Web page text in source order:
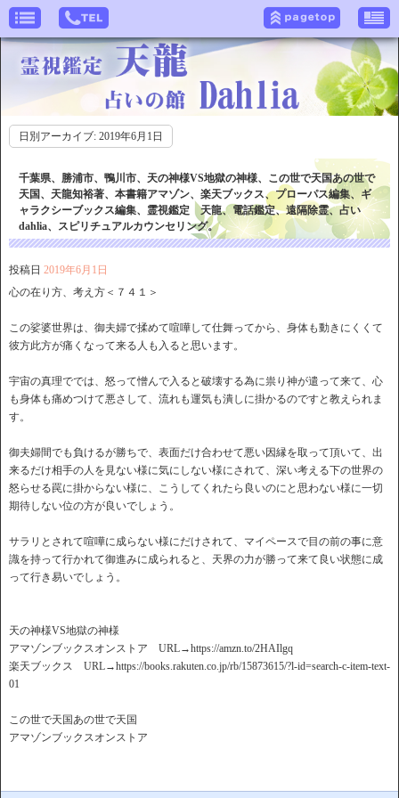
日別アーカイブ: 2019年6月1日
千葉県、勝浦市、鴨川市、天の神様VS地獄の神様、この世で天国あの世で
天国、天龍知裕著、本書籍アマゾン、楽天ブックス、プローパス編集、ギ
ャラクシーブックス編集、霊視鑑定 天龍、電話鑑定、遠隔除霊、占い
dahlia、スピリチュアルカウンセリング。
投稿日 2019年6月1日
心の在り方、考え方＜７４１＞
この娑婆世界は、御夫婦で揉めて喧嘩して仕舞ってから、身体も動きにくくて
彼方此方が痛くなって来る人も入ると思います。
宇宙の真理ででは、怒って憎んで入ると破壊する為に祟り神が遣って来て、心
も身体も痛めつけて悪さして、流れも運気も潰しに掛かるのですと教えられま
す。
御夫婦間でも負けるが勝ちで、表面だけ合わせて悪い因縁を取って頂いて、出
来るだけ相手の人を見ない様に気にしない様にされて、深い考える下の世界の
怒らせる罠に掛からない様に、こうしてくれたら良いのにと思わない様に一切
期待しない位の方が良いでしょう。
サラリとされて喧嘩に成らない様にだけされて、マイペースで目の前の事に意
識を持って行かれて御進みに成られると、天界の力が勝って来て良い状態に成
って行き易いでしょう。
天の神様VS地獄の神様
アマゾンブックスオンストア URL→https://amzn.to/2HAIlgq
楽天ブックス URL→https://books.rakuten.co.jp/rb/15873615/?l-id=search-c-item-text-
01
この世で天国あの世で天国
アマゾンブックスオンストア